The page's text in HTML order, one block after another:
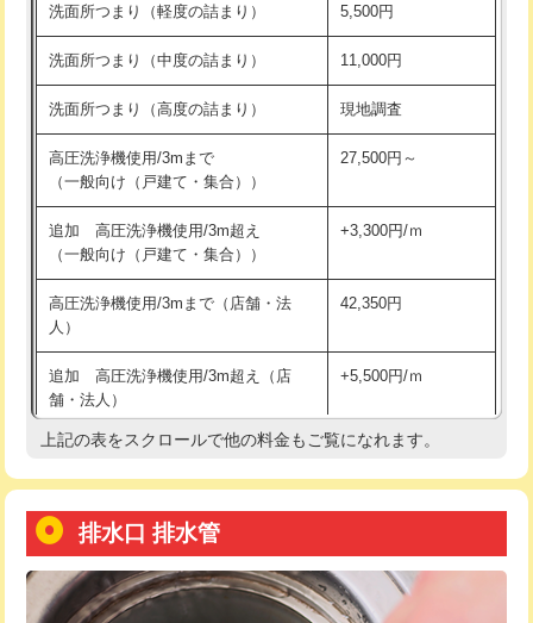
モルタル補修（厚さ10㎝超え） 38,500円
洗面台設置 38,500円
バスタブ設置 現場見積
追加人工 16,500円
廃棄・処分
※給水管工事は20mmまでの価格です。
持込商品取付（混合水栓） 16,500円
持込商品取付（浄水器・分岐水栓） 16,500円
給水管工事※（ホール加工) 16,500円
給水管工事※（バンド止め)
給水管工事※（支持金具設置) 5,500円
給水管工事※（保温材使用（バンド止
め込み）)
5,500円
給水管工事※（土の掘削・埋め戻し作
業)
11,000円
用/3ｍまで)
用（追加）/3ｍ超え)
給水管工事※（ライニング鋼管・銅
管・ポリ管・HT管使用/3ｍまで)
44,000円
洗面所つまり（軽度の詰まり） 5,500円
洗面所つまり（中度の詰まり） 11,000円
洗面所つまり（高度の詰まり） 現地調査
高圧洗浄機使用/3mまで
（一般向け（戸建て・集合））
27,500円～
追加 高圧洗浄機使用/3m超え
（一般向け（戸建て・集合））
+3,300円/ｍ
高圧洗浄機使用/3mまで（店舗・法
人）
42,350円
追加 高圧洗浄機使用/3m超え（店
舗・法人）
+5,500円/ｍ
高度高圧洗浄換 現地調査
トーラー機使用/3mまで
追加トーラー機使用/3m超え +3,300円
上記の表をスクロールで他の料金もご覧になれます。
排水口 排水管